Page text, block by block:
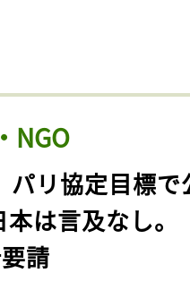
NGO
パリ協定目標で
は言及なし。
請